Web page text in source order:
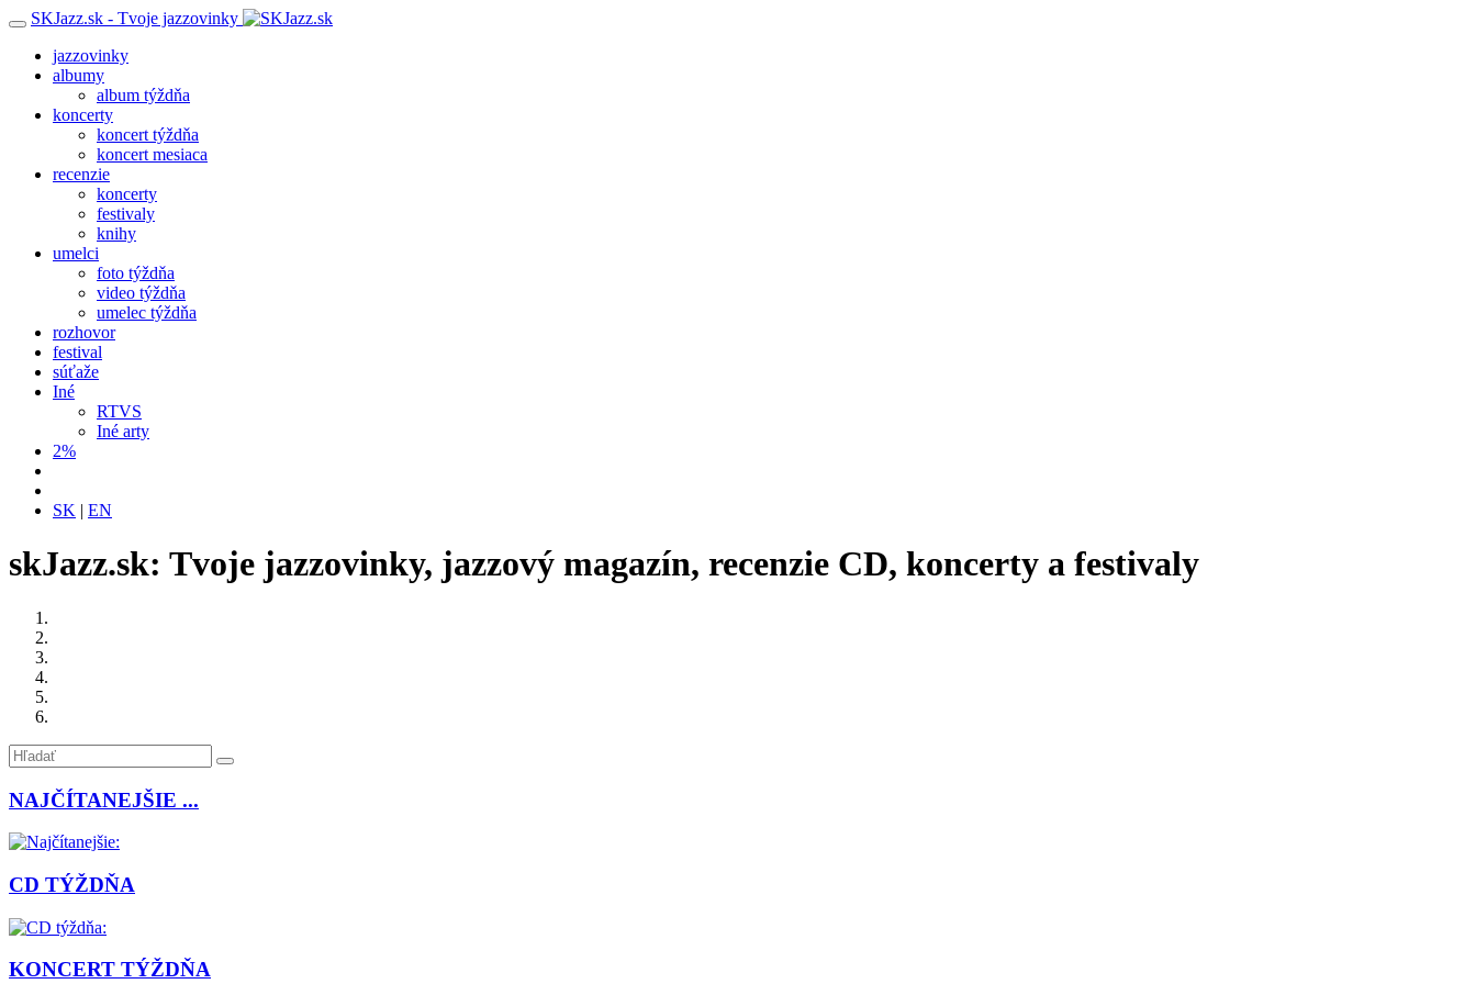
SKJazz.sk - Tvoje jazzovinky
jazzovinky
albumy
album týždňa
koncerty
koncert týždňa
koncert mesiaca
recenzie
koncerty
festivaly
knihy
umelci
foto týždňa
video týždňa
umelec týždňa
rozhovor
festival
súťaže
Iné
RTVS
Iné arty
2%
SK | EN
skJazz.sk: Tvoje jazzovinky, jazzový magazín, recenzie CD, koncerty a festivaly
NAJČÍTANEJŠIE ...
CD TÝŽDŇA
KONCERT TÝŽDŇA